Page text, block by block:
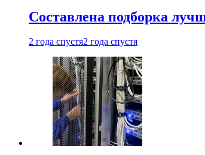
Составлена подборка
2 года спустя2 года спустя